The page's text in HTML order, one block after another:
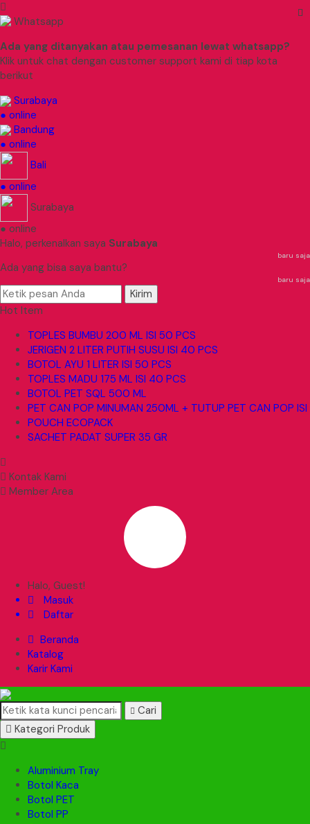
Whatsapp
Ada yang ditanyakan atau pemesanan lewat whatsapp?
Klik untuk chat dengan customer support kami di tiap kota
berikut
Surabaya
● online
Bandung
● online
Bali
● online
Surabaya
● online
Halo, perkenalkan saya Surabaya
baru saja
Ada yang bisa saya bantu?
baru saja
Kirim
Hot Item
TOPLES BUMBU 200 ML ISI 50 PCS
JERIGEN 2 LITER PUTIH SUSU ISI 40 PCS
BOTOL AYU 1 LITER ISI 50 PCS
TOPLES MADU 175 ML ISI 40 PCS
BOTOL PET SQL 500 ML
PET CAN POP MINUMAN 250ML + TUTUP PET CAN POP ISI
POUCH ECOPACK
SACHET PADAT SUPER 35 GR
Kontak Kami
Member Area
Halo, Guest!
Masuk
Daftar
Beranda
Katalog
Karir Kami
Cari
Kategori Produk
Aluminium Tray
Botol Kaca
Botol PET
Botol PP